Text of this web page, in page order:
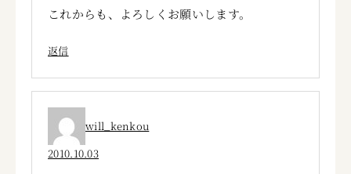
これからも、よろしくお願いします。
返信
will_kenkou
2010.10.03